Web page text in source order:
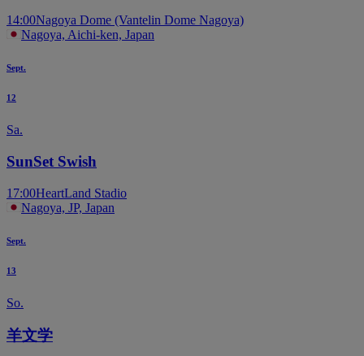
14:00Nagoya Dome (Vantelin Dome Nagoya)
Nagoya, Aichi-ken, Japan
Sept.
12
Sa.
SunSet Swish
17:00HeartLand Stadio
Nagoya, JP, Japan
Sept.
13
So.
羊文学